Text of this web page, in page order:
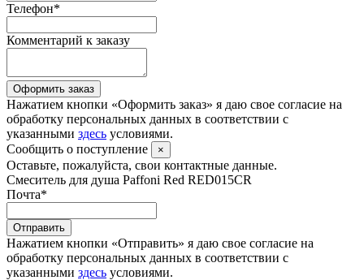
Телефон*
Комментарий к заказу
Оформить заказ
Нажатием кнопки «Оформить заказ» я даю свое согласие на
обработку персональных данных в соответствии с
указанными здесь условиями.
Сообщить о поступление
×
Оставьте, пожалуйста, свои контактные данные.
Смеситель для душа Paffoni Red RED015CR
Почта*
Отправить
Нажатием кнопки «Отправить» я даю свое согласие на
обработку персональных данных в соответствии с
указанными здесь условиями.